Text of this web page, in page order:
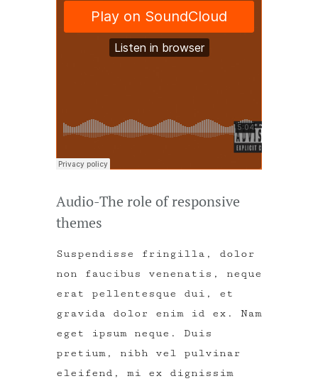
Audio-The role of responsive
themes
Suspendisse fringilla, dolor
non faucibus venenatis, neque
erat pellentesque dui, et
gravida dolor enim id ex. Nam
eget ipsum neque. Duis
pretium, nibh vel pulvinar
eleifend, mi ex dignissim